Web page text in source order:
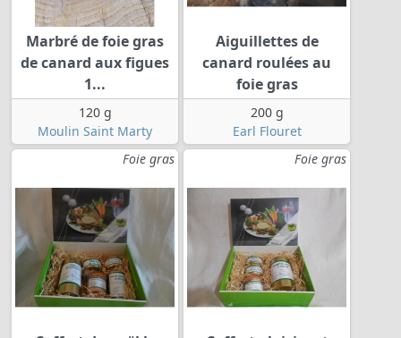
Marbré de foie gras
de canard aux figues
1...
120 g
Moulin Saint Marty
Aiguillettes de
canard roulées au
foie gras
200 g
Earl Flouret
Foie gras
Foie gras